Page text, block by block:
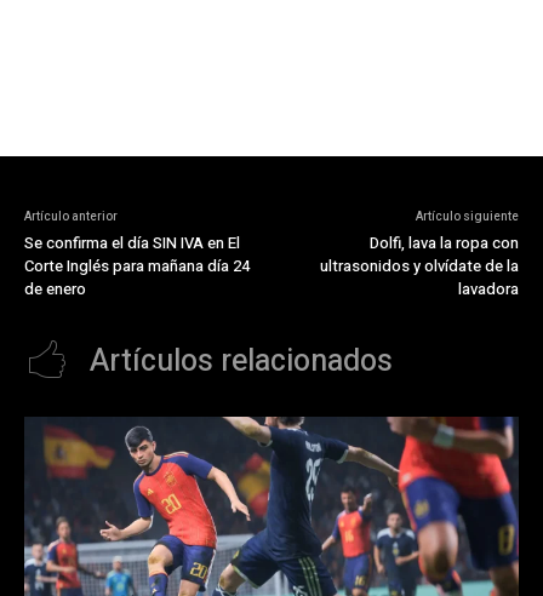
Artículo anterior
Se confirma el día SIN IVA en El
Corte Inglés para mañana día 24
de enero
Artículo siguiente
Dolfi, lava la ropa con
ultrasonidos y olvídate de la
lavadora
Artículos relacionados